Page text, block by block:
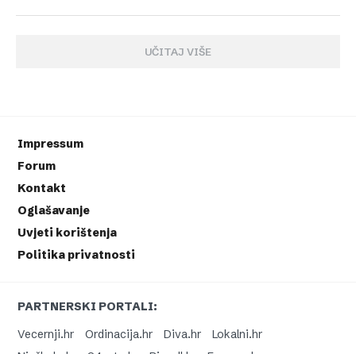
UČITAJ VIŠE
Impressum
Forum
Kontakt
Oglašavanje
Uvjeti korištenja
Politika privatnosti
PARTNERSKI PORTALI:
Vecernji.hr
Ordinacija.hr Diva.hr
Lokalni.hr